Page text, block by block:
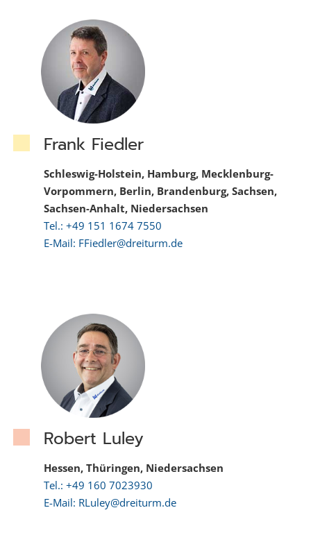
Frank Fiedler
Schleswig-Holstein, Hamburg, Mecklenburg-
Vorpommern, Berlin, Brandenburg, Sachsen,
Sachsen-Anhalt, Niedersachsen
Tel.: +49 151 1674 7550
E-Mail: FFiedler@dreiturm.de
Robert Luley
Hessen, Thüringen, Niedersachsen
Tel.: +49 160 7023930
E-Mail: RLuley@dreiturm.de